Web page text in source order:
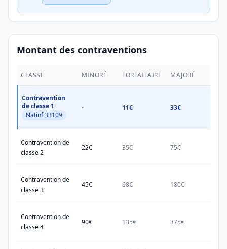
Montant des contraventions
CLASSE MINORÉ FORFAITAIRE MAJORÉ
Contravention
de classe 1
Natinf 33109
- 11€ 33€
Contravention de
classe 2
22€ 35€ 75€
Contravention de
classe 3
45€ 68€ 180€
Contravention de
classe 4
90€ 135€ 375€